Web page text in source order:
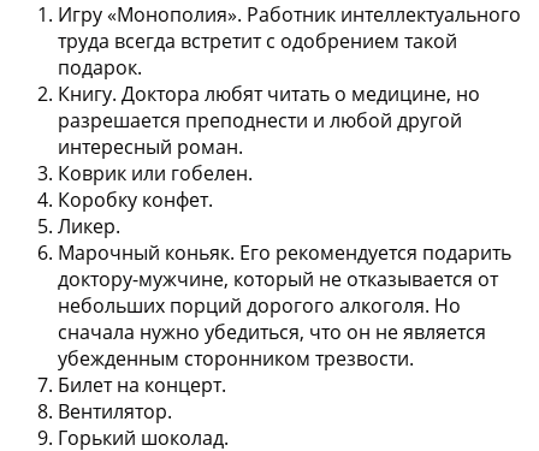
Игру «Монополия». Работник интеллектуального
труда всегда встретит с одобрением такой
подарок.
Книгу. Доктора любят читать о медицине, но
разрешается преподнести и любой другой
интересный роман.
Коврик или гобелен.
Коробку конфет.
Ликер.
Марочный коньяк. Его рекомендуется подарить
доктору-мужчине, который не отказывается от
небольших порций дорогого алкоголя. Но
сначала нужно убедиться, что он не является
убежденным сторонником трезвости.
Билет на концерт.
Вентилятор.
Горький шоколад.